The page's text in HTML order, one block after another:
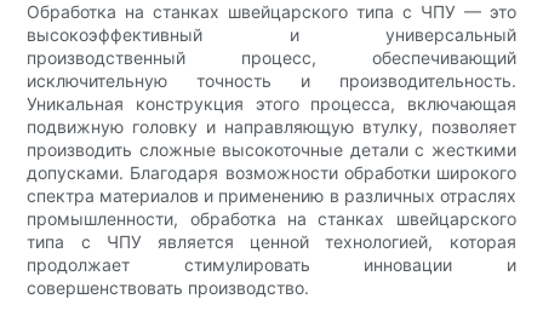
Обработка на станках швейцарского типа с ЧПУ — это
высокоэффективный и универсальный
производственный процесс, обеспечивающий
исключительную точность и производительность.
Уникальная конструкция этого процесса, включающая
подвижную головку и направляющую втулку, позволяет
производить сложные высокоточные детали с жесткими
допусками. Благодаря возможности обработки широкого
спектра материалов и применению в различных отраслях
промышленности, обработка на станках швейцарского
типа с ЧПУ является ценной технологией, которая
продолжает стимулировать инновации и
совершенствовать производство.